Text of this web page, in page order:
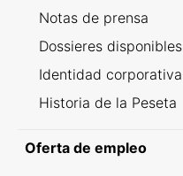
Notas de prensa
Dossieres disponibles
Identidad corporativa
Historia de la Peseta
Oferta de empleo